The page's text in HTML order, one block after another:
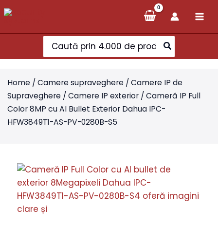
Skip
to
content
Search
for:
Home / Camere supraveghere / Camere IP de
Supraveghere / Camere IP exterior / Cameră IP Full
Color 8MP cu AI Bullet Exterior Dahua IPC-
HFW3849T1-AS-PV-0280B-S5